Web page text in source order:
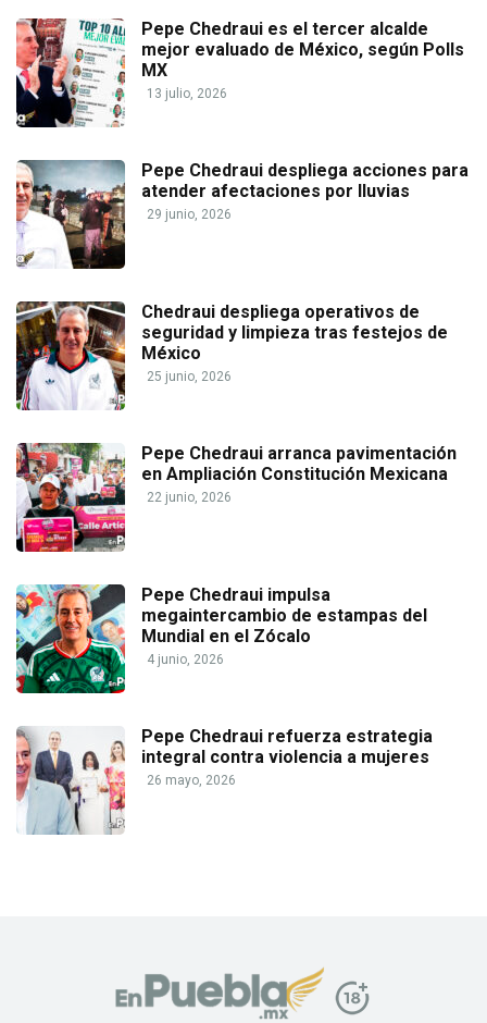
Pepe Chedraui es el tercer alcalde
mejor evaluado de México, según Polls
MX
13 julio, 2026
Pepe Chedraui despliega acciones para
atender afectaciones por lluvias
29 junio, 2026
Chedraui despliega operativos de
seguridad y limpieza tras festejos de
México
25 junio, 2026
Pepe Chedraui arranca pavimentación
en Ampliación Constitución Mexicana
22 junio, 2026
Pepe Chedraui impulsa
megaintercambio de estampas del
Mundial en el Zócalo
4 junio, 2026
Pepe Chedraui refuerza estrategia
integral contra violencia a mujeres
26 mayo, 2026